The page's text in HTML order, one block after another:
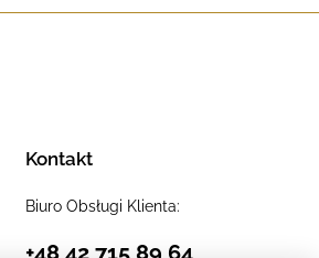
Kontakt
Biuro Obsługi Klienta:
+48 42 715 89 64